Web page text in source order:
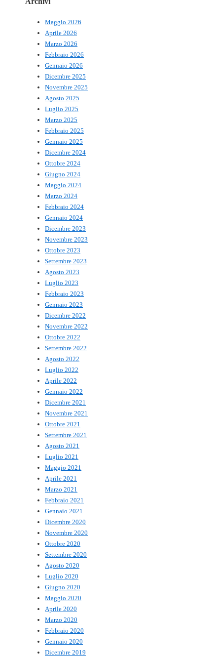
Maggio 2026
Aprile 2026
Marzo 2026
Febbraio 2026
Gennaio 2026
Dicembre 2025
Novembre 2025
Agosto 2025
Luglio 2025
Marzo 2025
Febbraio 2025
Gennaio 2025
Dicembre 2024
Ottobre 2024
Giugno 2024
Maggio 2024
Marzo 2024
Febbraio 2024
Gennaio 2024
Dicembre 2023
Novembre 2023
Ottobre 2023
Settembre 2023
Agosto 2023
Luglio 2023
Febbraio 2023
Gennaio 2023
Dicembre 2022
Novembre 2022
Ottobre 2022
Settembre 2022
Agosto 2022
Luglio 2022
Aprile 2022
Gennaio 2022
Dicembre 2021
Novembre 2021
Ottobre 2021
Settembre 2021
Agosto 2021
Luglio 2021
Maggio 2021
Aprile 2021
Marzo 2021
Febbraio 2021
Gennaio 2021
Dicembre 2020
Novembre 2020
Ottobre 2020
Settembre 2020
Agosto 2020
Luglio 2020
Giugno 2020
Maggio 2020
Aprile 2020
Marzo 2020
Febbraio 2020
Gennaio 2020
Dicembre 2019